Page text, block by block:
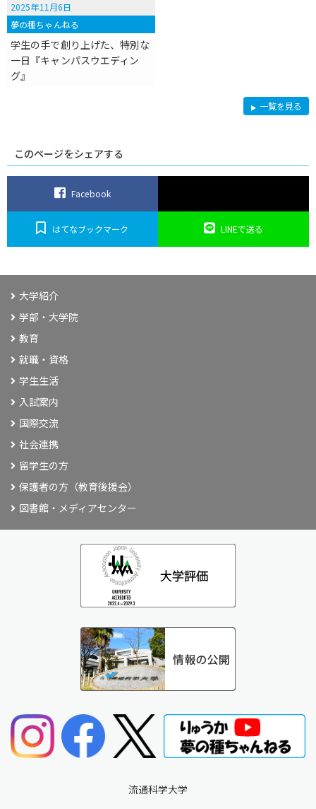
2025年11月6日
夢の種ちゃんねる
学生の手で創り上げた、特別な
一日『キャンパスウエディン
グ』
夢
の
る
一覧を見る
このページをシェアする
Facebook
はてなブックマーク LINEで送る
大学紹介
学部・大学院
教育
就職・資格
学生生活
入試案内
国際交流
社会連携
留学生の方
保護者の方（教育後援会）
図書館・メディアセンター
流通科学大学